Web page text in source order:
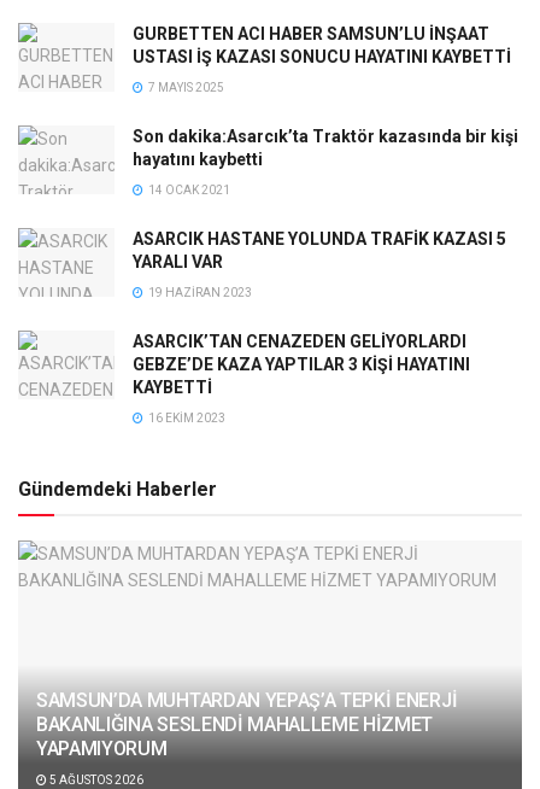
GURBETTEN ACI HABER SAMSUN’LU İNŞAAT
USTASI İŞ KAZASI SONUCU HAYATINI KAYBETTİ
7 MAYIS 2025
Son dakika:Asarcık’ta Traktör kazasında bir kişi
hayatını kaybetti
14 OCAK 2021
ASARCIK HASTANE YOLUNDA TRAFİK KAZASI 5
YARALI VAR
19 HAZIRAN 2023
ASARCIK’TAN CENAZEDEN GELİYORLARDI
GEBZE’DE KAZA YAPTILAR 3 KİŞİ HAYATINI
KAYBETTİ
16 EKIM 2023
Gündemdeki Haberler
SAMSUN’DA MUHTARDAN YEPAŞ’A TEPKİ ENERJİ
BAKANLIĞINA SESLENDİ MAHALLEME HİZMET
YAPAMIYORUM
5 AĞUSTOS 2026